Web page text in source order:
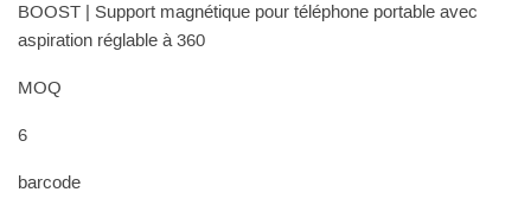
BOOST | Support magnétique pour téléphone portable avec
aspiration réglable à 360
MOQ
6
barcode